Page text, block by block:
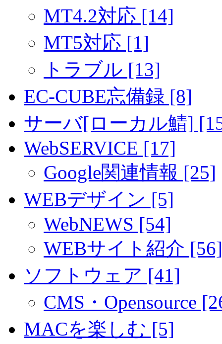
MT4.2対応 [14]
MT5対応 [1]
トラブル [13]
EC-CUBE忘備録 [8]
サーバ[ローカル鯖]
WebSERVICE [17]
Google関連情報 [25]
WEBデザイン [5]
WebNEWS [54]
WEBサイト紹介 [56]
ソフトウェア [41]
CMS・Opensource
MACを楽しむ [5]